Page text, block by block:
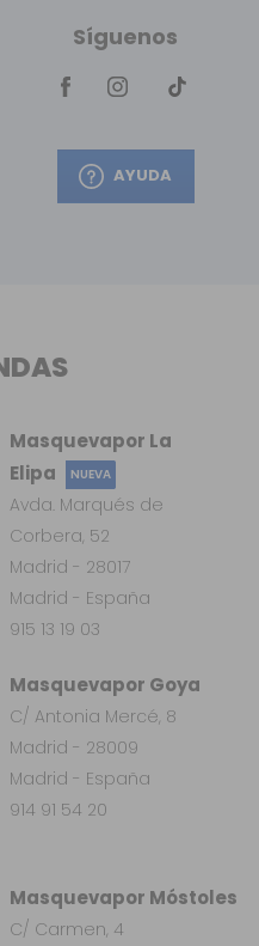
Síguenos
AYUDA
Masquevapor Móstoles
C/ Carmen, 4
Masquevapor Goya
C/ Antonia Mercé, 8
Madrid - 28009
Madrid - España
914 91 54 20
Masquevapor La
Elipa
NUEVA
Avda. Marqués de
Corbera, 52
Madrid - 28017
Madrid - España
915 13 19 03